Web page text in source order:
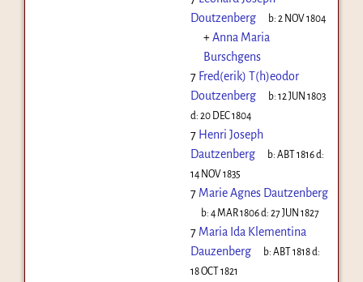
Doutzenberg
b:2 NOV 1804
+Anna Maria
Burschgens
7 Fred(erik) T(h)eodor
Doutzenberg
b:12 JUN 1803
d: 20 DEC 1804
7 Henri Joseph
Dautzenberg
b:ABT 1816d:
14 NOV 1835
7 Marie Agnes Dautzenberg
b:4 MAR 1806d:27 JUN 1827
7 Maria Ida Klementina
Dauzenberg
b:ABT 1818d:
18 OCT 1821